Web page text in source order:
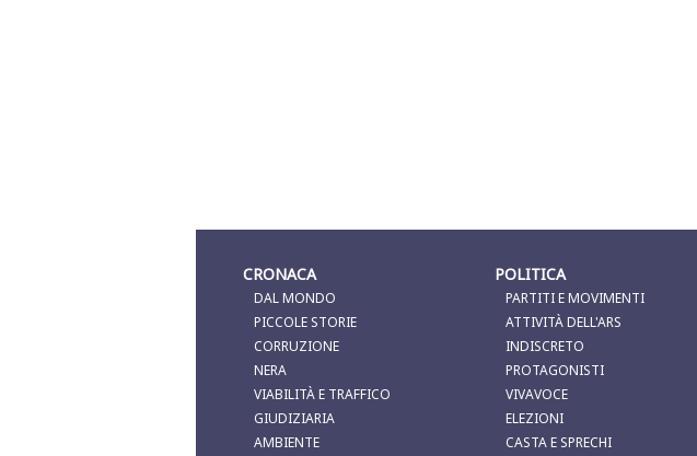
CRONACA
DAL MONDO
PICCOLE STORIE
CORRUZIONE
NERA
VIABILITÀ E TRAFFICO
GIUDIZIARIA
AMBIENTE
POLITICA
PARTITI E MOVIMENTI
ATTIVITÀ DELL'ARS
INDISCRETO
PROTAGONISTI
VIVAVOCE
ELEZIONI
CASTA E SPRECHI